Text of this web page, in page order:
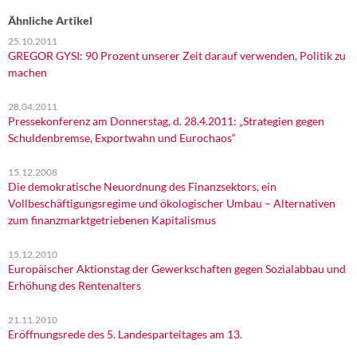
Ähnliche Artikel
25.10.2011
GREGOR GYSI: 90 Prozent unserer Zeit darauf verwenden, Politik zu
machen
28.04.2011
Pressekonferenz am Donnerstag, d. 28.4.2011: „Strategien gegen
Schuldenbremse, Exportwahn und Eurochaos“
15.12.2008
Die demokratische Neuordnung des Finanzsektors, ein
Vollbeschäftigungsregime und ökologischer Umbau – Alternativen
zum finanzmarktgetriebenen Kapitalismus
15.12.2010
Europäischer Aktionstag der Gewerkschaften gegen Sozialabbau und
Erhöhung des Rentenalters
21.11.2010
Eröffnungsrede des 5. Landesparteitages am 13.